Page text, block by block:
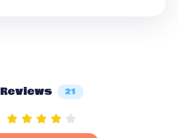
Reviews 21